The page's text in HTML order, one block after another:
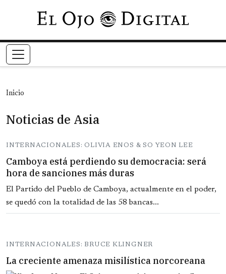
Pasar al contenido principal
Inicio
Noticias de Asia
INTERNACIONALES: OLIVIA ENOS & SO YEON LEE
Camboya está perdiendo su democracia: será
hora de sanciones más duras
El Partido del Pueblo de Camboya, actualmente en el poder,
se quedó con la totalidad de las 58 bancas...
INTERNACIONALES: BRUCE KLINGNER
La creciente amenaza misilística norcoreana